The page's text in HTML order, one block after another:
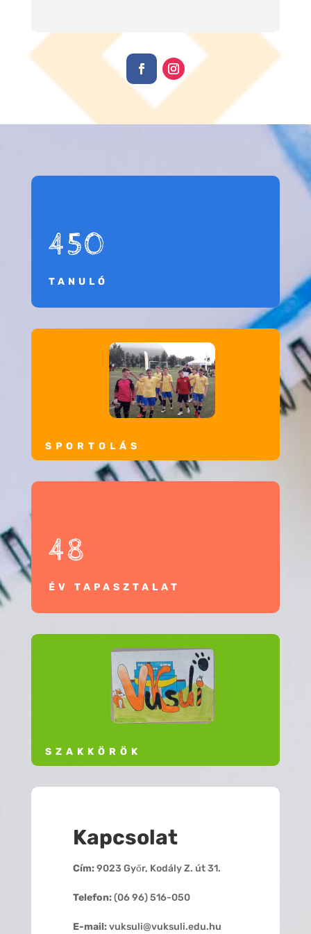
450
TANULÓ
SPORTOLÁS
48
ÉV TAPASZTALAT
SZAKKÖRÖK
Kapcsolat
Cím:9023 Győr, Kodály Z. út 31.
Telefon:(06 96) 516-050
E-mail:vuksuli@vuksuli.edu.hu